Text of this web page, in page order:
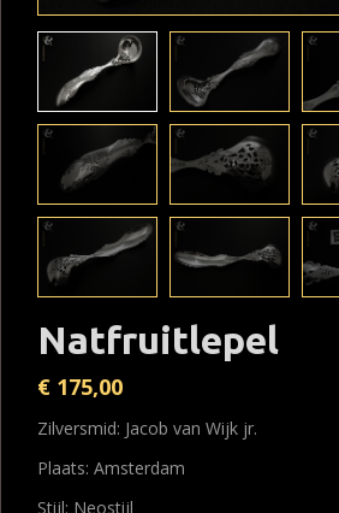
Natfruitlepel
€ 175,00
Zilversmid: Jacob van Wijk jr.
Plaats: Amsterdam
Stijl: Neostijl